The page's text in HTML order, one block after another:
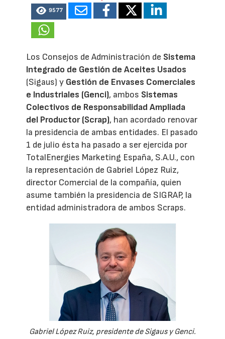
9577
Los Consejos de Administración de Sistema
Integrado de Gestión de Aceites Usados
(Sigaus) y Gestión de Envases Comerciales
e Industriales (Genci), ambos Sistemas
Colectivos de Responsabilidad Ampliada
del Productor (Scrap), han acordado renovar
la presidencia de ambas entidades. El pasado
1 de julio ésta ha pasado a ser ejercida por
TotalEnergies Marketing España, S.A.U., con
la representación de Gabriel López Ruiz,
director Comercial de la compañía, quien
asume también la presidencia de SIGRAP, la
entidad administradora de ambos Scraps.
Gabriel López Ruiz, presidente de Sigaus y Genci.